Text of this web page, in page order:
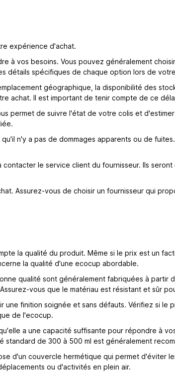
expérience d'achat.
à vos besoins. Vous pouvez généralement
détails spécifiques de chaque option lors de
géographique, la disponibilité des
achat. Il est important de tenir compte de ce
permet de suivre l'état de votre colis et
n'y a pas de dommages apparents ou de
le service client du fournisseur. Ils
Assurez-vous de choisir un fournisseur qui
la qualité du produit. Même si le prix est un
la qualité d'une ecocup abordable.
qualité sont généralement fabriquées à partir
vous que le matériau est résistant et sûr
finition soignée et sans défauts. Vérifiez si le
de l'ecocup.
a une capacité suffisante pour répondre à
de 300 à 500 ml est généralement
d'un couvercle hermétique qui permet d'éviter
ou d'activités en plein air.